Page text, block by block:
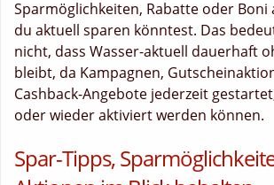
Sparmöglichkeiten, Rabatte oder Boni
du aktuell sparen könntest. Das
nicht, dass Wasser-aktuell dauerhaft
bleibt, da Kampagnen,
Cashback-Angebote jederzeit
oder wieder aktiviert werden können.
Spar-Tipps,